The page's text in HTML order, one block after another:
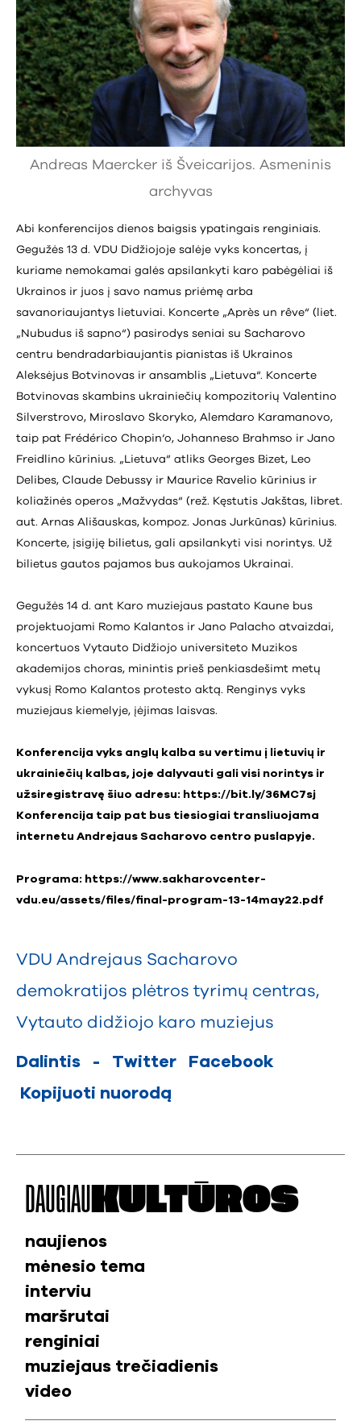
Andreas Maercker iš Šveicarijos. Asmeninis
archyvas
Abi konferencijos dienos baigsis ypatingais renginiais.
Gegužės 13 d. VDU Didžiojoje salėje vyks koncertas, į
kuriame nemokamai galės apsilankyti karo pabėgėliai iš
Ukrainos ir juos į savo namus priėmę arba
savanoriaujantys lietuviai. Koncerte „Après un rêve“ (liet.
„Nubudus iš sapno“) pasirodys seniai su Sacharovo
centru bendradarbiaujantis pianistas iš Ukrainos
Aleksėjus Botvinovas ir ansamblis „Lietuva“. Koncerte
Botvinovas skambins ukrainiečių kompozitorių Valentino
Silverstrovo, Miroslavo Skoryko, Alemdaro Karamanovo,
taip pat Frédérico Chopin‘o, Johanneso Brahmso ir Jano
Freidlino kūrinius. „Lietuva“ atliks Georges Bizet, Leo
Delibes, Claude Debussy ir Maurice Ravelio kūrinius ir
koliažinės operos „Mažvydas“ (rež. Kęstutis Jakštas, libret.
aut. Arnas Ališauskas, kompoz. Jonas Jurkūnas) kūrinius.
Koncerte, įsigiję bilietus, gali apsilankyti visi norintys. Už
bilietus gautos pajamos bus aukojamos Ukrainai.
Gegužės 14 d. ant Karo muziejaus pastato Kaune bus
projektuojami Romo Kalantos ir Jano Palacho atvaizdai,
koncertuos Vytauto Didžiojo universiteto Muzikos
akademijos choras, minintis prieš penkiasdešimt metų
vykusį Romo Kalantos protesto aktą. Renginys vyks
muziejaus kiemelyje, įėjimas laisvas.
Konferencija vyks anglų kalba su vertimu į lietuvių ir
ukrainiečių kalbas, joje dalyvauti gali visi norintys ir
užsiregistravę šiuo adresu: https://bit.ly/36MC7sj
Konferencija taip pat bus tiesiogiai transliuojama
internetu Andrejaus Sacharovo centro puslapyje.
Programa: https://www.sakharovcenter-
vdu.eu/assets/files/final-program-13-14may22.pdf
VDU Andrejaus Sacharovo
demokratijos plėtros tyrimų centras,
Vytauto didžiojo karo muziejus
Dalintis - Twitter
Facebook
Kopijuoti nuorodą
DAUGIAU KULTŪROS
naujienos
mėnesio tema
interviu
maršrutai
renginiai
muziejaus trečiadienis
video